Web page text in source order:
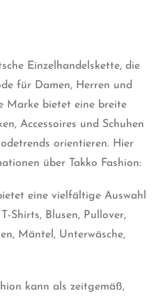
Einzelhandelskette, die
für Damen, Herren und
Marke bietet eine breite
, Accessoires und Schuhen
orientieren. Hier
über Takko Fashion:
eine vielfältige Auswahl
Shirts, Blusen, Pullover,
Mäntel, Unterwäsche,
kann als zeitgemäß,